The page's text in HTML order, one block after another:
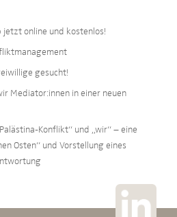
online und kostenlos!
gesucht!
Mediator:innen in einer neuen
Konflikt“ und „wir“ – eine
Osten“ und Vorstellung eines